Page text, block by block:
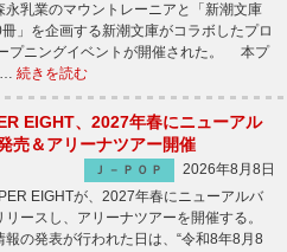
永乳業のマウントレーニアと「新潮文庫
」を企画する新潮文庫がコラボしたプロ
プニングイベントが開催された。 本プ
… 続きを読む
EIGHT、2027年春にニューアル
売＆アリーナツアー開催
Ｊ－ＰＯＰ
2026年8月8日
EIGHTが、2027年春にニューアルバ
リースし、アリーナツアーを開催する。
の発表が行われた日は、“令和8年8月8